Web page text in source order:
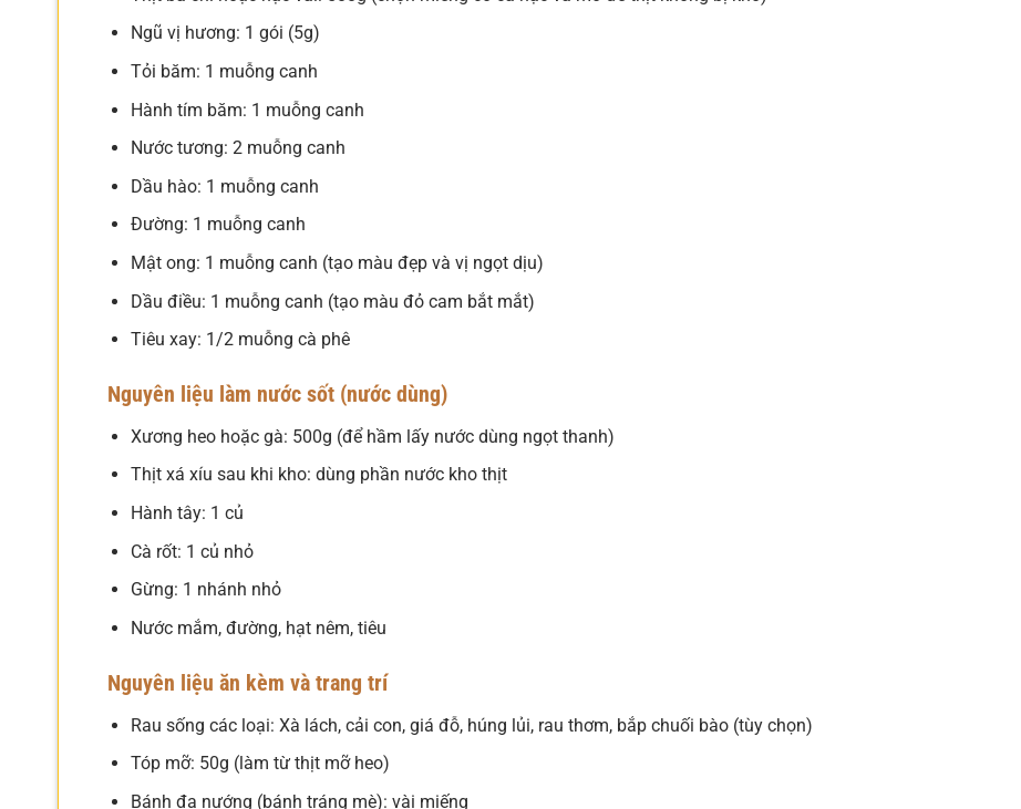
Ngũ vị hương: 1 gói (5g)
Tỏi băm: 1 muỗng canh
Hành tím băm: 1 muỗng canh
Nước tương: 2 muỗng canh
Dầu hào: 1 muỗng canh
Đường: 1 muỗng canh
Mật ong: 1 muỗng canh (tạo màu đẹp và vị ngọt dịu)
Dầu điều: 1 muỗng canh (tạo màu đỏ cam bắt mắt)
Tiêu xay: 1/2 muỗng cà phê
Nguyên liệu làm nước sốt (nước dùng)
Xương heo hoặc gà: 500g (để hầm lấy nước dùng ngọt thanh)
Thịt xá xíu sau khi kho: dùng phần nước kho thịt
Hành tây: 1 củ
Cà rốt: 1 củ nhỏ
Gừng: 1 nhánh nhỏ
Nước mắm, đường, hạt nêm, tiêu
Nguyên liệu ăn kèm và trang trí
Rau sống các loại: Xà lách, cải con, giá đỗ, húng lủi, rau thơm, bắp chuối bào (tùy chọn)
Tóp mỡ: 50g (làm từ thịt mỡ heo)
Bánh đa nướng (bánh tráng mè): vài miếng